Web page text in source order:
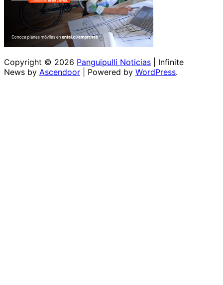
Copyright © 2026 Panguipulli Noticias | Infinite
News by Ascendoor | Powered by WordPress.